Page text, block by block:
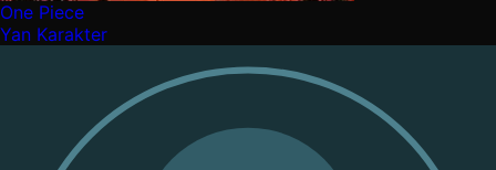
One Piece
Yan Karakter